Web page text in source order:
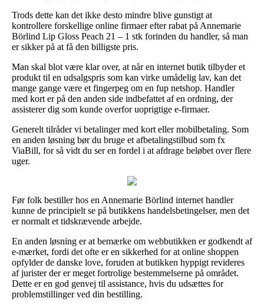
Trods dette kan det ikke desto mindre blive gunstigt at
kontrollere forskellige online firmaer efter rabat på Annemarie
Börlind Lip Gloss Peach 21 – 1 stk forinden du handler, så man
er sikker på at få den billigste pris.
Man skal blot være klar over, at når en internet butik tilbyder et
produkt til en udsalgspris som kan virke umådelig lav, kan det
mange gange være et fingerpeg om en fup netshop. Handler
med kort er på den anden side indbefattet af en ordning, der
assisterer dig som kunde overfor uoprigtige e-firmaer.
Generelt tilråder vi betalinger med kort eller mobilbetaling. Som
en anden løsning bør du bruge et afbetalingstilbud som fx
ViaBill, for så vidt du ser en fordel i at afdrage beløbet over flere
uger.
Før folk bestiller hos en Annemarie Börlind internet handler
kunne de principielt se på butikkens handelsbetingelser, men det
er normalt et tidskrævende arbejde.
En anden løsning er at bemærke om webbutikken er godkendt af
e-mærket, fordi det ofte er en sikkerhed for at online shoppen
opfylder de danske love, foruden at butikken hyppigt revideres
af jurister der er meget fortrolige bestemmelserne på området.
Dette er en god genvej til assistance, hvis du udsættes for
problemstillinger ved din bestilling.